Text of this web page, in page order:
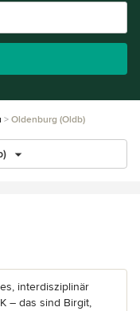
Oldenburg (Oldb)
interdisziplinär
– das sind Birgit,